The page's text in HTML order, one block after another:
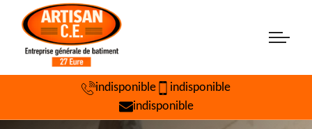
indisponible
indisponible
indisponible